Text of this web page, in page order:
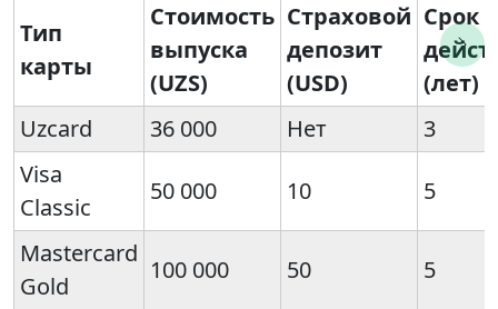
Тип
карты
Стоимость
выпуска
(UZS)
Страховой
депозит
(USD)
Срок
(лет)
Uzcard
36 000 Нет
3
Visa
Classic
50 000 10 5
Mastercard
Gold
100 000 50 5